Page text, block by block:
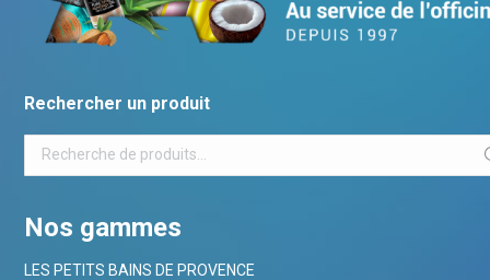
Rechercher un produit
Nos gammes
LES PETITS BAINS DE PROVENCE